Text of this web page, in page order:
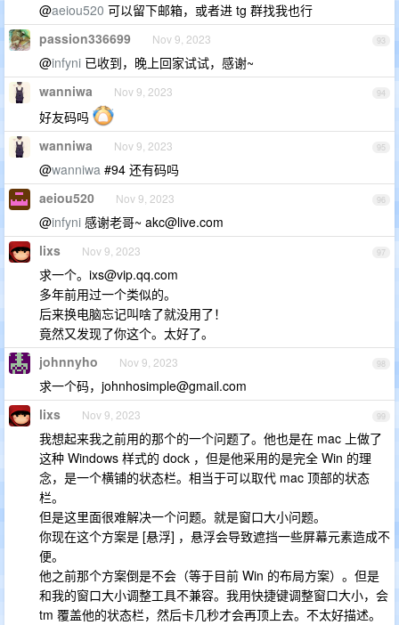
@aeiou520 可以留下邮箱，或者进 tg 群找我也行
93
passion336699 Nov 9, 2023
@infyni 已收到，晚上回家试试，感谢~
94
wanniwa Nov 9, 2023
好友码吗
95
wanniwa Nov 9, 2023
@wanniwa #94 还有码吗
96
aeiou520 Nov 9, 2023
@infyni 感谢老哥~ akc@live.com
97
lixs Nov 9, 2023
求一个。 ixs@vip.qq.com
多年前用过一个类似的。
后来换电脑忘记叫啥了就没用了！
竟然又发现了你这个。太好了。
98
johnnyho Nov 9, 2023
求一个码， johnhosimple@gmail.com
99
lixs Nov 9, 2023
我想起来我之前用的那个的一个问题了。他也是在 mac 上做了
这种 Windows 样式的 dock ，但是他采用的是完全 Win 的理
念，是一个横铺的状态栏。相当于可以取代 mac 顶部的状态
栏。
但是这里面很难解决一个问题。就是窗口大小问题。
你现在这个方案是 [悬浮] ，悬浮会导致遮挡一些屏幕元素造成不
便。
他之前那个方案倒是不会（等于目前 Win 的布局方案）。但是
和我的窗口大小调整工具不兼容。我用快捷键调整窗口大小，会
tm 覆盖他的状态栏，然后卡几秒才会再顶上去。不太好描述。